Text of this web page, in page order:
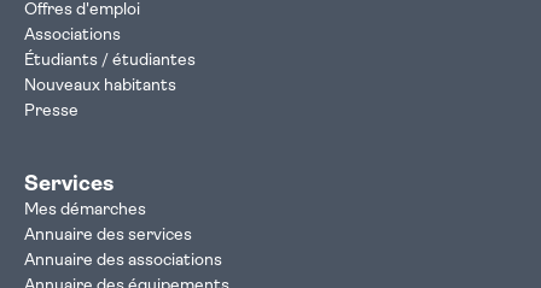
Offres d'emploi
Associations
Étudiants / étudiantes
Nouveaux habitants
Presse
Services
Mes démarches
Annuaire des services
Annuaire des associations